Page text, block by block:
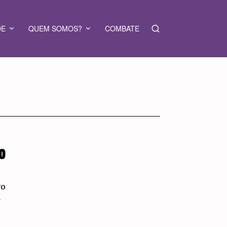
QUEM SOMOS? COMBATE